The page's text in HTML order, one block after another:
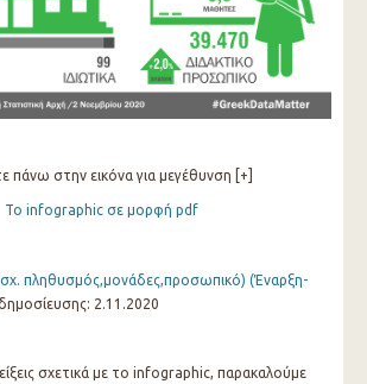
πάνω στην εικόνα για μεγέθυνση [+]
Το infographic σε μορφή pdf
πληθυσμός,μονάδες,προσωπικό) (Έναρξη-
2.11.2020
σχετικά με το infographic, παρακαλούμε